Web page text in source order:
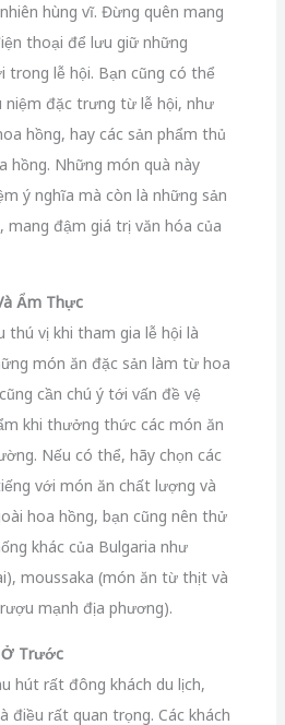
hùng vĩ. Đừng quên mang
thoại để lưu giữ những
trong lễ hội. Bạn cũng có thể
niệm đặc trưng từ lễ hội, như
hồng, hay các sản phẩm thủ
hồng. Những món quà này
ý nghĩa mà còn là những sản
mang đậm giá trị văn hóa của
Ẩm Thực
vị khi tham gia lễ hội là
món ăn đặc sản làm từ hoa
cần chú ý tới vấn đề vệ
khi thưởng thức các món ăn
Nếu có thể, hãy chọn các
với món ăn chất lượng và
hoa hồng, bạn cũng nên thử
khác của Bulgaria như
moussaka (món ăn từ thịt và
mạnh địa phương).
Ở Trước
hút rất đông khách du lịch,
điều rất quan trọng. Các khách